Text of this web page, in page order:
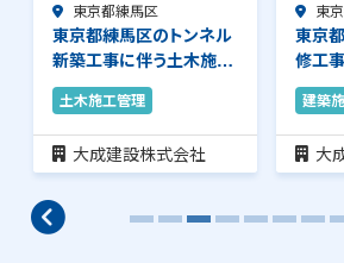
（前職給与保証）…
東京都新宿区
東京都新宿区の建築物改
修工事に伴う建築施工管
理のお仕事です。…
建築施工管理
大成建設株式会社
（
東
修
理
建